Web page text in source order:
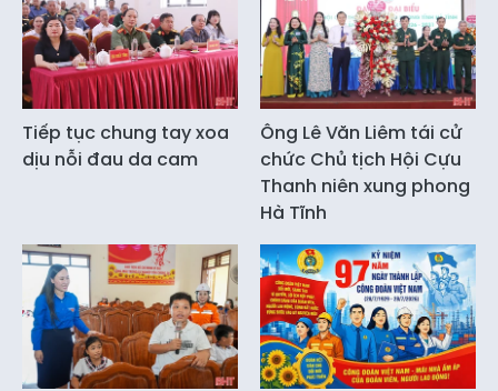
Tiếp tục chung tay xoa
dịu nỗi đau da cam
Ông Lê Văn Liêm tái cử
chức Chủ tịch Hội Cựu
Thanh niên xung phong
Hà Tĩnh